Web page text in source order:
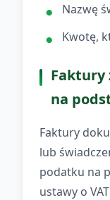
Nazwę
Kwotę,
Faktury
na
Faktury
lub
podatku na
ustawy o